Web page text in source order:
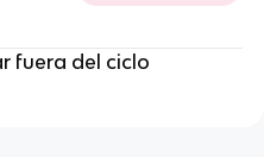
fuera del ciclo